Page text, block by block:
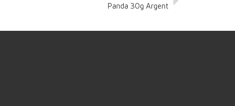
Panda 30g Argent